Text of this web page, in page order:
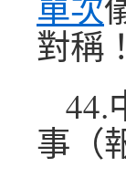
對稱
44.
事（